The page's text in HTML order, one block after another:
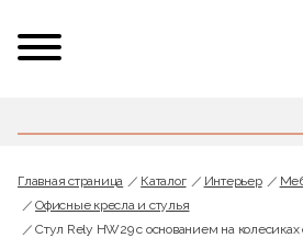
Главная страница Каталог Интерьер
Офисные кресла и стулья
Стул Rely HW29 c основанием на